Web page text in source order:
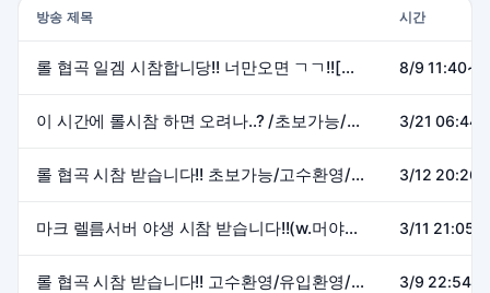
방송 제목 시간
롤 협곡 일겜 시참합니당!! 너만오면 ㄱㄱ!![유입환영/맞팔환영] 8/9
이 시간에 롤시참 하면 오려나..? /초보가능/고수환영/유입환영 많이와주세요!! 3/21
롤 협곡 시참 받습니다!! 초보가능/고수환영/유입환영 많이와주세요!! 3/12
마크 렐름서버 야생 시참 받습니다!!(w.머야내,김CU) (약탈x,pvp x) 3/11
롤 협곡 시참 받습니다!! 고수환영/유입환영/초보가능 많이와주세요!! (다온이랑 합방) 3/9